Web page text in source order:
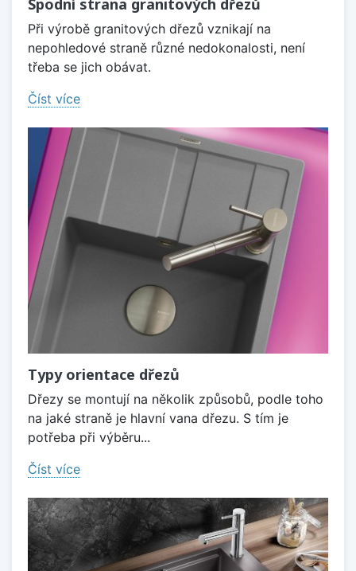
Spodní strana granitových dřezů
Při výrobě granitových dřezů vznikají na
nepohledové straně různé nedokonalosti, není
třeba se jich obávat.
Číst více
Typy orientace dřezů
Dřezy se montují na několik způsobů, podle toho
na jaké straně je hlavní vana dřezu. S tím je
potřeba při výběru...
Číst více